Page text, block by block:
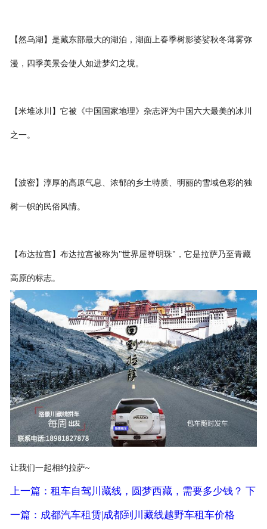
【然乌湖】是藏东部最大的湖泊，湖面上春季树影婆娑秋冬薄雾弥
漫，四季美景会使人如进梦幻之境。
【米堆冰川】它被《中国国家地理》杂志评为中国六大最美的冰川
之一。
【波密】淳厚的高原气息、浓郁的乡土特质、明丽的雪域色彩的独
树一帜的民俗风情。
【布达拉宫】布达拉宫被称为"世界屋脊明珠"，它是拉萨乃至青藏
高原的标志。
让我们一起相约拉萨~
上一篇：租车自驾川藏线，圆梦西藏，需要多少钱？ 下
一篇：成都汽车租赁|成都到川藏线越野车租车价格